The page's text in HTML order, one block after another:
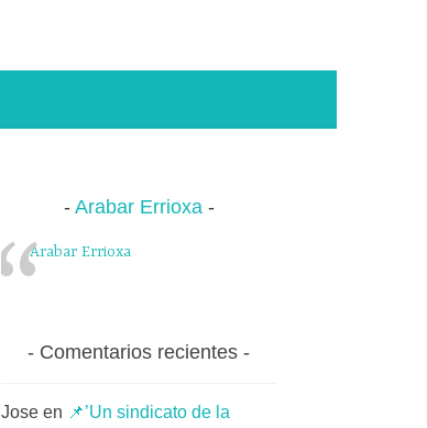
Arabar Errioxa
Arabar Errioxa
Comentarios recientes
Jose en 📌’Un sindicato de la